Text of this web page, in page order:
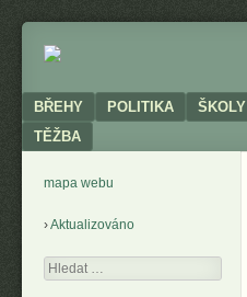
BŘEHY
Neoficiální
obce
Menu
SKIP TO CONTENT
BŘEHY POLITIKA ŠKOLY
TĚŽBA
mapa webu
Aktualizováno
Hledání